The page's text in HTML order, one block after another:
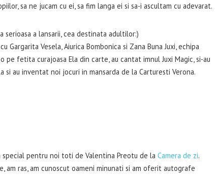
sa ne jucam cu ei, sa fim langa ei si sa-i ascultam cu adevarat.
serioasa a lansarii, cea destinata adultilor:)
Gargarita Vesela, Aiurica Bombonica si Zana Buna Juxi, echipa
pe fetita curajoasa Ela din carte, au cantat imnul Juxi Magic, si-au
au inventat noi jocuri in mansarda de la Carturesti Verona.
pentru noi toti de Valentina Preotu de la Camera de zi.
am ras, am cunoscut oameni minunati si am oferit autografe